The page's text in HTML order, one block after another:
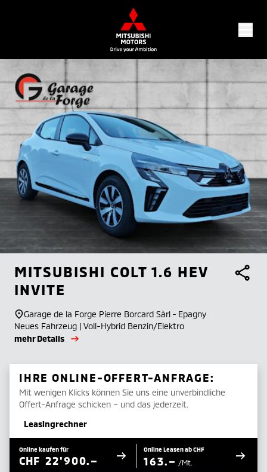
MITSUBISHI COLT 1.6 HEV
INVITE
Garage de la Forge Pierre Borcard Sàrl - Epagny
Neues Fahrzeug | Voll-Hybrid Benzin/Elektro
mehr Details
IHRE ONLINE-OFFERT-ANFRAGE:
Mit wenigen Klicks können Sie uns eine unverbindliche
Offert-Anfrage schicken – und das jederzeit.
Leasingrechner
Online kaufen für
CHF 22'900.–
Online Leasen ab CHF
163.– /Mt.